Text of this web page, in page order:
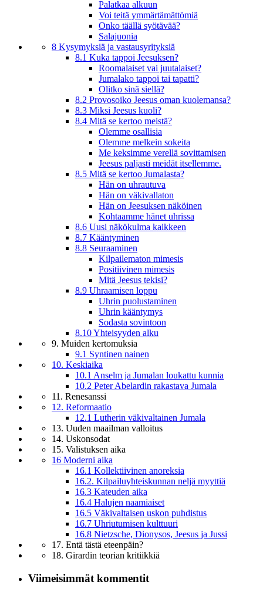
Palatkaa alkuun
Voi teitä ymmärtämättömiä
Onko täällä syötävää?
Salajuonia
8 Kysymyksiä ja vastausyrityksiä
8.1 Kuka tappoi Jeesuksen?
Roomalaiset vai juutalaiset?
Jumalako tappoi tai tapatti?
Olitko sinä siellä?
8.2 Provosoiko Jeesus oman kuolemansa?
8.3 Miksi Jeesus kuoli?
8.4 Mitä se kertoo meistä?
Olemme osallisia
Olemme melkein sokeita
Me keksimme verellä sovittamisen
Jeesus paljasti meidät itsellemme.
8.5 Mitä se kertoo Jumalasta?
Hän on uhrautuva
Hän on väkivallaton
Hän on Jeesuksen näköinen
Kohtaamme hänet uhrissa
8.6 Uusi näkökulma kaikkeen
8.7 Kääntyminen
8.8 Seuraaminen
Kilpailematon mimesis
Positiivinen mimesis
Mitä Jeesus tekisi?
8.9 Uhraamisen loppu
Uhrin puolustaminen
Uhrin kääntymys
Sodasta sovintoon
8.10 Yhteisyyden alku
9. Muiden kertomuksia
9.1 Syntinen nainen
10. Keskiaika
10.1 Anselm ja Jumalan loukattu kunnia
10.2 Peter Abelardin rakastava Jumala
11. Renesanssi
12. Reformaatio
12.1 Lutherin väkivaltainen Jumala
13. Uuden maailman valloitus
14. Uskonsodat
15. Valistuksen aika
16 Moderni aika
16.1 Kollektiivinen anoreksia
16.2. Kilpailuyhteiskunnan neljä myyttiä
16.3 Kateuden aika
16.4 Halujen naamiaiset
16.5 Väkivaltaisen uskon puhdistus
16.7 Uhriutumisen kulttuuri
16.8 Nietzsche, Dionysos, Jeesus ja Jussi
17. Entä tästä eteenpäin?
18. Girardin teorian kritiikkiä
Viimeisimmät kommentit